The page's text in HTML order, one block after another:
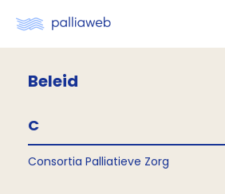
Beleid
C
Consortia Palliatieve Zorg